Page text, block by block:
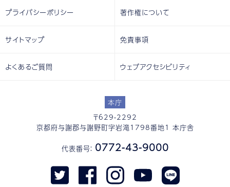
本庁
〒629-2292
京都府与謝郡与謝野町字岩滝1798番地1 本庁舎
代表番号： 0772-43-9000
プライバシーポリシー 著作権について
サイトマップ 免責事項
よくあるご質問 ウェブアクセシビリティ